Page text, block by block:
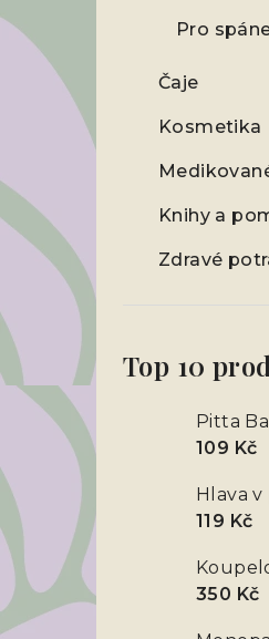
Pro
Čaje
Kosmetika
Knihy a
Zdravé
Top 10
Pitta
109 Kč
Hlava
119 Kč
350 Kč